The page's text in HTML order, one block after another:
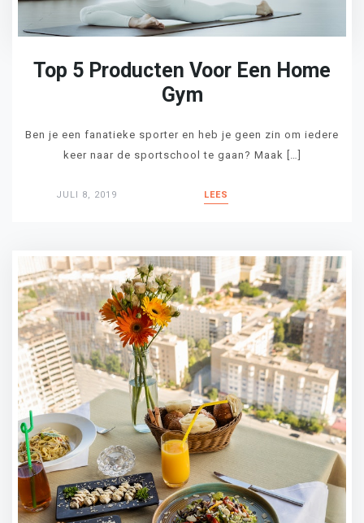
Top 5 Producten Voor Een Home
Gym
Ben je een fanatieke sporter en heb je geen zin om iedere
keer naar de sportschool te gaan? Maak […]
JULI 8, 2019 LEES